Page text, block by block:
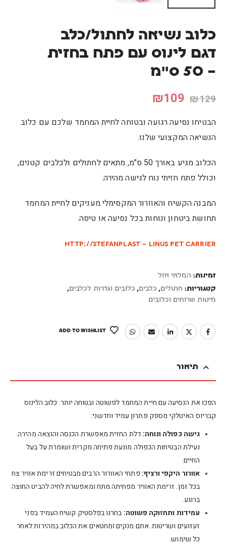
כלוב נשיאה לחתול/כלב
דגם לינוס עם פתח בחזית
– 50 ס"מ
₪129
₪109
הבטיחו נסיעה רגועה ובטוחה לחיית המחמד שלכם עם כלוב
הנשיאה המקצועי שלנו.
הכלוב מגיע באורך 50 ס"מ, מתאים לחתולים ולכלבים קטנים,
וכולל פתח חזיתי נוח לגישה מהירה.
המבנה הקשיח והאוורור המקסימלי מעניקים לחיית המחמד
תחושת ביטחון ונוחות בכל נסיעה או טיסה.
http://Stefanplast – Linus Pet Carrier
זמינות: המלאי אזל
קטגוריות: חתולים, כלבים, כלובים וגדרות לכלבים,
מיטות שרותים וכלובים
ADD TO WISHLIST
תיאור
הפכו את הנסיעה עם חיית המחמד לפשוטה ובטוחה יותר. כלוב הלינוס
קבריוס האיטלקי מספק פתרון עמיד וחדשני:
גישה כפולה ונוחה: דלת החזית מאפשרת הכנסה והוצאה מהירה.
נעילת הבטיחות הכפולה מונעת פתיחה מקרית ושומרת על בעל
החיים.
אוורור היקפי ורציף: פתחי האוורור הרבים מבטיחים זרימת אוויר צח
בכל זמן. זרימת האוויר מפחיתה מתח ומאפשרת לחיה להביט החוצה
ברוגע.
עמידות ותחזוקה פשוטה: בחרנו בפלסטיק קשיח העמיד בפני
זעזועים ושריטות. אתם מנקים ומחטאים את הכלוב במהירות לאחר
כל שימוש.